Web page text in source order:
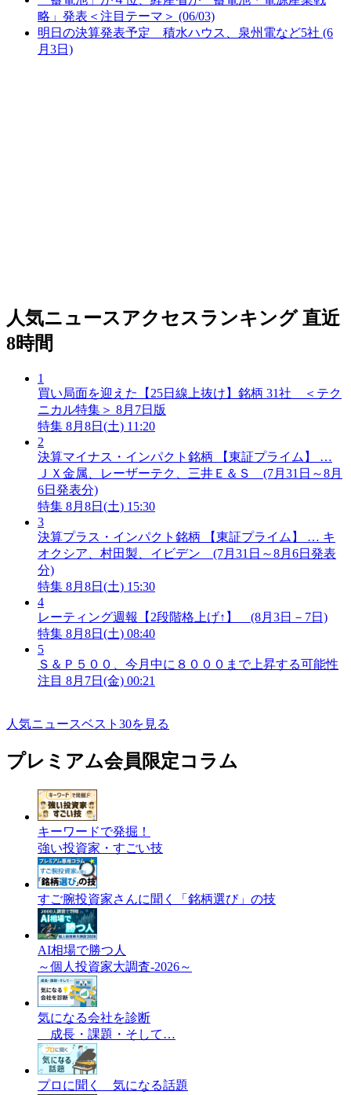
略」発表＜注目テーマ＞ (06/03)
明日の決算発表予定 積水ハウス、泉州電など5社 (6
月3日)
人気ニュースアクセスランキング 直近
8時間
1
買い局面を迎えた【25日線上抜け】銘柄 31社 ＜テク
ニカル特集＞ 8月7日版
特集 8月8日(土) 11:20
2
決算マイナス・インパクト銘柄 【東証プライム】 …
ＪＸ金属、レーザーテク、三井Ｅ＆Ｓ (7月31日～8月
6日発表分)
特集 8月8日(土) 15:30
3
決算プラス・インパクト銘柄 【東証プライム】 … キ
オクシア、村田製、イビデン (7月31日～8月6日発表
分)
特集 8月8日(土) 15:30
4
レーティング週報【2段階格上げ↑】 (8月3日－7日)
特集 8月8日(土) 08:40
5
Ｓ＆Ｐ５００、今月中に８０００まで上昇する可能性
注目 8月7日(金) 00:21
人気ニュースベスト30を見る
プレミアム会員限定コラム
キーワードで発掘！
強い投資家・すごい技
すご腕投資家さんに聞く「銘柄選び」の技
AI相場で勝つ人
～個人投資家大調査-2026～
気になる会社を診断
成長・課題・そして…
プロに聞く 気になる話題